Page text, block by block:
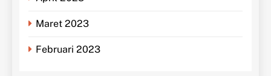
Maret 2023
Februari 2023